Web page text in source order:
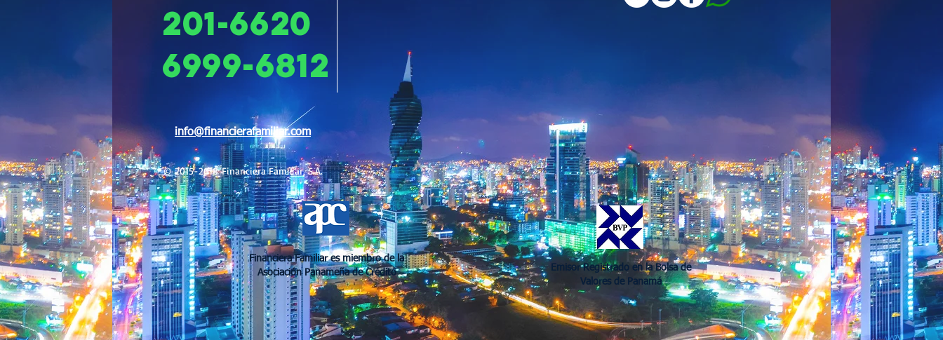
800- fifa
(3432)
Financiera Familiar es miembro de la
Asociación Panameña de Crédito
Emisor Registrado en la Bolsa de
Valores de Panamá
© 2015-2018 Financiera Familiar, S.A.
201-6620
6999-6812
info@financierafamiliar.com